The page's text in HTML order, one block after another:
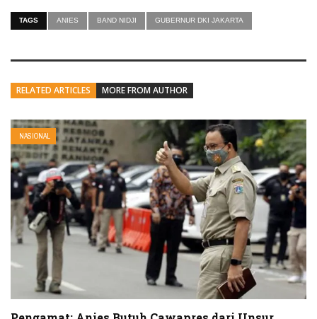
TAGS ANIES BAND NIDJI GUBERNUR DKI JAKARTA
RELATED ARTICLES MORE FROM AUTHOR
NASIONAL